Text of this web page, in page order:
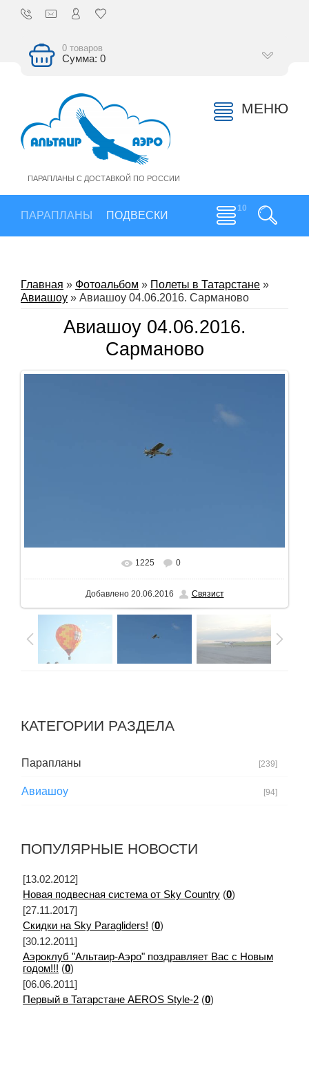
0 товаров
Сумма: 0
ПАРАПЛАНЫ С ДОСТАВКОЙ ПО РОССИИ
МЕНЮ
ПАРАПЛАНЫ ПОДВЕСКИ
Главная » Фотоальбом » Полеты в Татарстане »
Авиашоу » Авиашоу 04.06.2016. Сарманово
Авиашоу 04.06.2016.
Сарманово
В реальном размере 1024x681
1225 0
Добавлено20.06.2016 Связист
КАТЕГОРИИ РАЗДЕЛА
Парапланы [239]
Авиашоу [94]
ПОПУЛЯРНЫЕ НОВОСТИ
[13.02.2012]
Новая подвесная система от Sky Country (0)
[27.11.2017]
Скидки на Sky Paragliders! (0)
[30.12.2011]
Аэроклуб "Альтаир-Аэро" поздравляет Вас с Новым
годом!!! (0)
[06.06.2011]
Первый в Татарстане AEROS Style-2 (0)